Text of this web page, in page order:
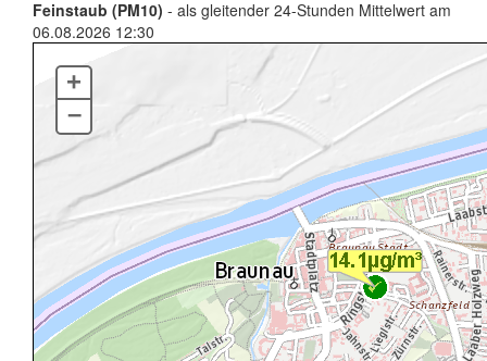
Feinstaub (PM10) - als gleitender 24-Stunden Mittelwert am
06.08.2026 12:30
+
–